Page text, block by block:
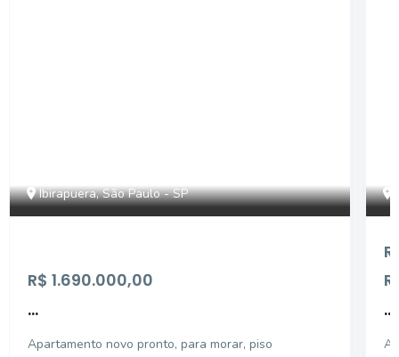
Ibirapuera, São Paulo - SP
R$ 1.690.000,00
...
Apartamento novo pronto, para morar, piso
...